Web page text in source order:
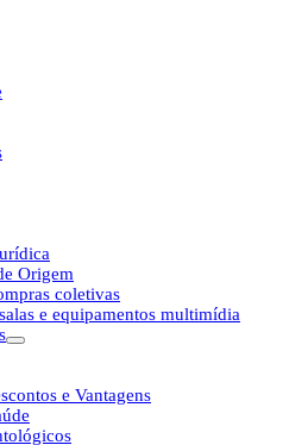
Origem
coletivas
e equipamentos multimídia
e Vantagens